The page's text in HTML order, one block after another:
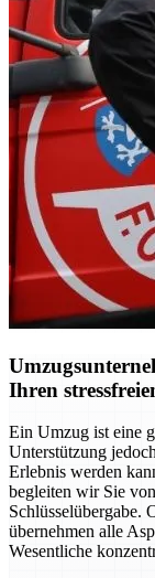
Ihren
Ein Umzug ist eine
Unterstützung
Erlebnis werden
begleiten wir Sie
Schlüsselübergabe.
übernehmen alle
Wesentliche